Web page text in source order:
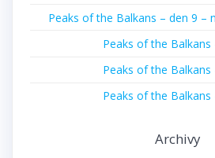
Peaks of the Balkans – den 9 –
Peaks of the Balkans
Peaks of the Balkans
Peaks of the Balkans
Archivy